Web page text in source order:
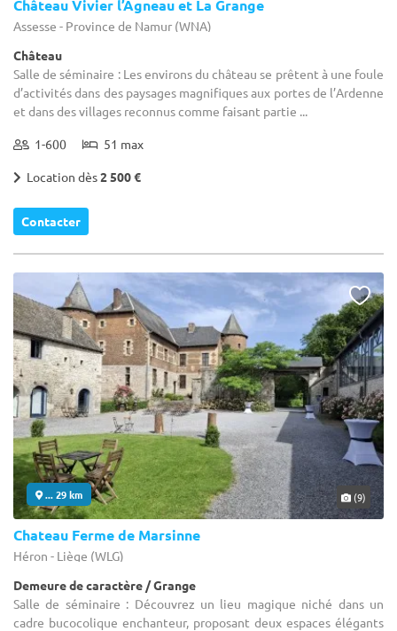
Château Vivier l’Agneau et La Grange
Assesse - Province de Namur (WNA)
Château
Salle de séminaire : Les environs du château se prêtent à une foule
d’activités dans des paysages magnifiques aux portes de l’Ardenne
et dans des villages reconnus comme faisant partie ...
1-600 51 max
Location dès2 500 €
Contacter
... 29 km (9)
Chateau Ferme de Marsinne
Héron - Liège (WLG)
Demeure de caractère / Grange
Salle de séminaire : Découvrez un lieu magique niché dans un
cadre bucocolique enchanteur, proposant deux espaces élégants